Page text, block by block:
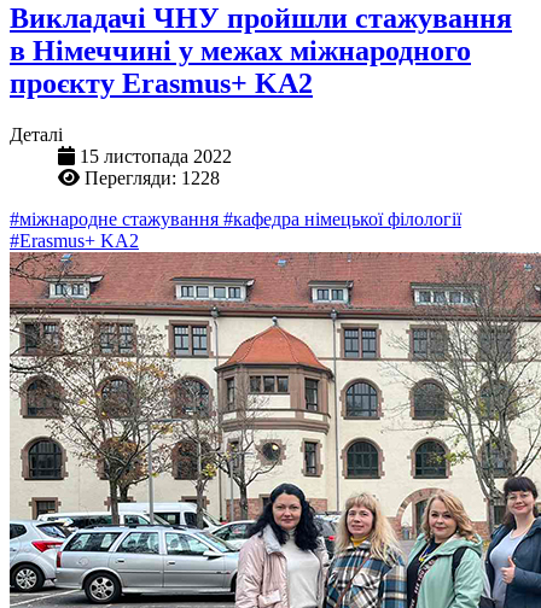
Викладачі ЧНУ пройшли стажування
в Німеччині у межах міжнародного
проєкту Erasmus+ KA2
Деталі
15 листопада 2022
Перегляди: 1228
#міжнародне стажування #кафедра німецької філології
#Erasmus+ KA2